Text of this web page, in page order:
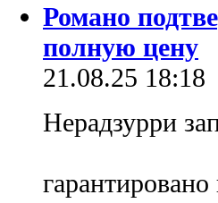
Романо
полную цену
21.08.25 18:18
Нерадзурри